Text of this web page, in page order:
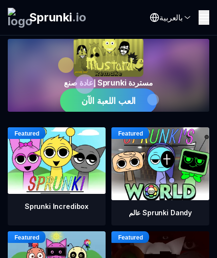
Sprunki.io بالعربية
إعادة صنع Sprunki مستردة
العب اللعبة الآن
Sprunki Incredibox
عالم Sprunki Dandy